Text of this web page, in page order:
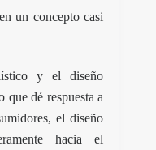
un concepto casi
y el diseño
que dé respuesta a
el diseño
hacia el